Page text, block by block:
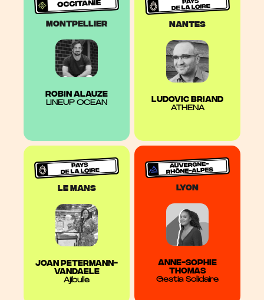
montpellier
Robin ALAUZE
LINEUP OCEAN
nantes
LUDOVIC BRIAND
ATHENA
le mans
Joan PETERMANN-
VANDAELE
Ajibulle
LYON
ANNE-SOPHIE
THOMAS
Gestia Solidaire